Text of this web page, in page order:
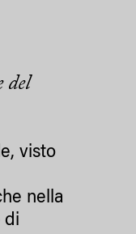
del
visto
nella
di